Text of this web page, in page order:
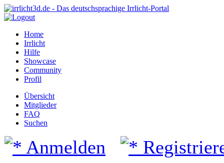
Home
Irrlicht
Hilfe
Showcase
Community
Profil
Übersicht
Mitglieder
FAQ
Suchen
Anmelden